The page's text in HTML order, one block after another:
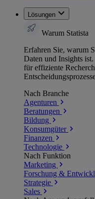
Lösungen
Warum Statista
Erfahren Sie, warum
Daten und Insights
für effiziente
Nach Branche
Agenturen
Beratungen
Bildung
Konsumgüter
Finanzen
Technologie
Nach Funktion
Marketing
Forschung &
Strategie
Sales